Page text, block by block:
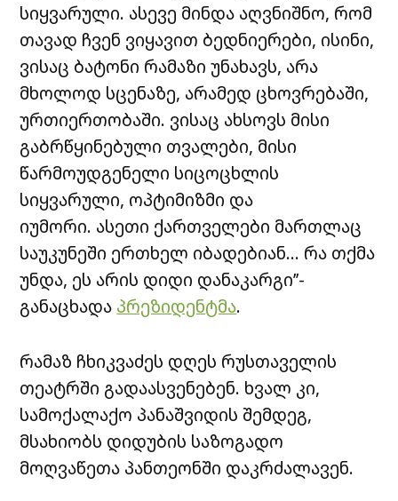
სიყვარული. ასევე მინდა აღვნიშნო, რომ
თავად ჩვენ ვიყავით ბედნიერები, ისინი,
ვისაც ბატონი რამაზი უნახავს, არა
მხოლოდ სცენაზე, არამედ ცხოვრებაში,
ურთიერთობაში. ვისაც ახსოვს მისი
გაბრწყინებული თვალები, მისი
წარმოუდგენელი სიცოცხლის
სიყვარული, ოპტიმიზმი და
იუმორი. ასეთი ქართველები მართლაც
საუკუნეში ერთხელ იბადებიან… რა თქმა
უნდა, ეს არის დიდი დანაკარგი’’-
განაცხადა პრეზიდენტმა.
რამაზ ჩხიკვაძეს დღეს რუსთაველის
თეატრში გადაასვენებენ. ხვალ კი,
სამოქალაქო პანაშვიდის შემდეგ,
მსახიობს დიდუბის საზოგადო
მოღვაწეთა პანთეონში დაკრძალავენ.